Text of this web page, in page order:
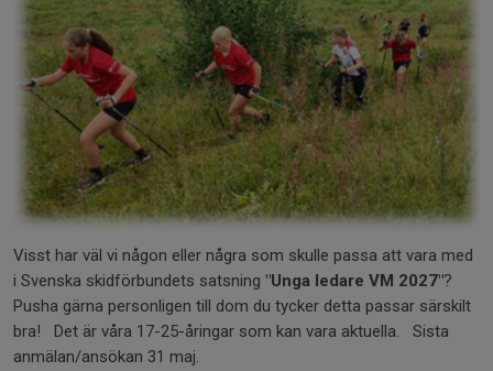
Visst har väl vi någon eller några som skulle passa att vara med
i Svenska skidförbundets satsning "Unga ledare VM 2027"?
Pusha gärna personligen till dom du tycker detta passar särskilt
bra! Det är våra 17-25-åringar som kan vara aktuella. Sista
anmälan/ansökan 31 maj.